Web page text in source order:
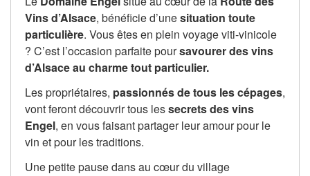
Vins d’Alsace, bénéficie d’unesituation toute
particulière. Vous êtes en plein voyage viti-vinicole
? C’est l’occasion parfaite poursavourer des vins
d’Alsace au charme tout particulier.
Les propriétaires, passionnés de tous les cépages,
vont feront découvrir tous lessecrets des vins
Engel, en vous faisant partager leur amour pour le
vin et pour les traditions.
Une petite pause dans au cœur du village